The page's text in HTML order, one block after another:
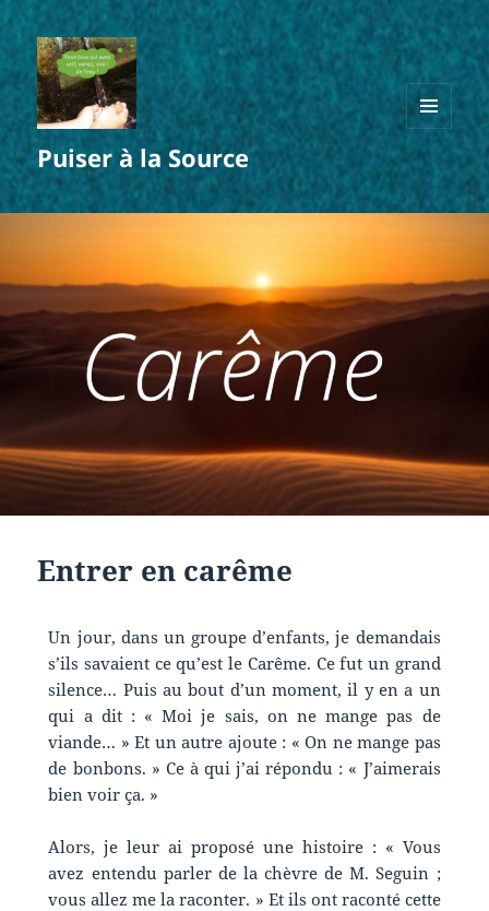
Puiser à la Source
MENU
ET
WIDGETS
Entrer en carême
Un jour, dans un groupe d’enfants, je demandais
s’ils savaient ce qu’est le Carême. Ce fut un grand
silence… Puis au bout d’un moment, il y en a un
qui a dit : « Moi je sais, on ne mange pas de
viande… » Et un autre ajoute : « On ne mange pas
de bonbons. » Ce à qui j’ai répondu : « J’aimerais
bien voir ça. »
Alors, je leur ai proposé une histoire : « Vous
avez entendu parler de la chèvre de M. Seguin ;
vous allez me la raconter. » Et ils ont raconté cette